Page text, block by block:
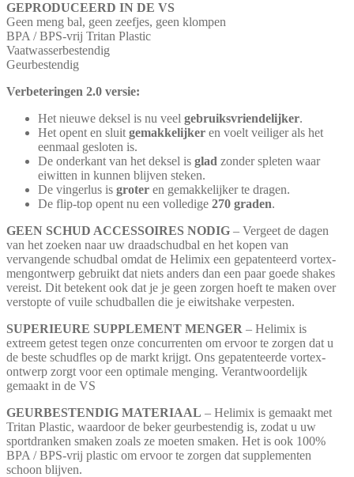
GEPRODUCEERD IN DE VS
Geen meng bal, geen zeefjes, geen klompen
BPA / BPS-vrij Tritan Plastic
Vaatwasserbestendig
Geurbestendig
Verbeteringen 2.0 versie:
Het nieuwe deksel is nu veel gebruiksvriendelijker.
Het opent en sluit gemakkelijker en voelt veiliger als het
eenmaal gesloten is.
De onderkant van het deksel is glad zonder spleten waar
eiwitten in kunnen blijven steken.
De vingerlus is groter en gemakkelijker te dragen.
De flip-top opent nu een volledige 270 graden.
GEEN SCHUD ACCESSOIRES NODIG – Vergeet de dagen
van het zoeken naar uw draadschudbal en het kopen van
vervangende schudbal omdat de Helimix een gepatenteerd vortex-
mengontwerp gebruikt dat niets anders dan een paar goede shakes
vereist. Dit betekent ook dat je je geen zorgen hoeft te maken over
verstopte of vuile schudballen die je eiwitshake verpesten.
SUPERIEURE SUPPLEMENT MENGER – Helimix is
extreem getest tegen onze concurrenten om ervoor te zorgen dat u
de beste schudfles op de markt krijgt. Ons gepatenteerde vortex-
ontwerp zorgt voor een optimale menging. Verantwoordelijk
gemaakt in de VS
GEURBESTENDIG MATERIAAL – Helimix is gemaakt met
Tritan Plastic, waardoor de beker geurbestendig is, zodat u uw
sportdranken smaken zoals ze moeten smaken. Het is ook 100%
BPA / BPS-vrij plastic om ervoor te zorgen dat supplementen
schoon blijven.